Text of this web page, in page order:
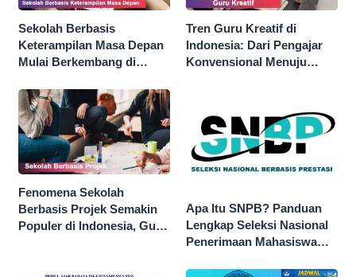
Sekolah Berbasis
Keterampilan Masa Depan
Mulai Berkembang di
Tren Guru Kreatif di
Indonesia: Dari Pengajar
Konvensional Menuju
Fenomena Sekolah
Berbasis Projek Semakin
Populer di Indonesia, Guru
Apa Itu SNPB? Panduan
Lengkap Seleksi Nasional
Penerimaan Mahasiswa